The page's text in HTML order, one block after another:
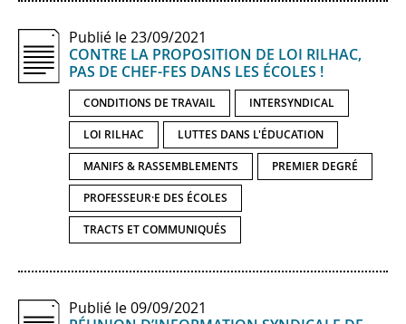
Publié le 23/09/2021
CONTRE LA PROPOSITION DE LOI RILHAC,
PAS DE CHEF-​FES DANS LES ÉCOLES !
CONDITIONS DE TRAVAIL INTERSYNDICAL
LOI RILHAC LUTTES DANS L'ÉDUCATION
MANIFS & RASSEMBLEMENTS PREMIER DEGRÉ
PROFESSEUR·E DES ÉCOLES
TRACTS ET COMMUNIQUÉS
Publié le 09/09/2021